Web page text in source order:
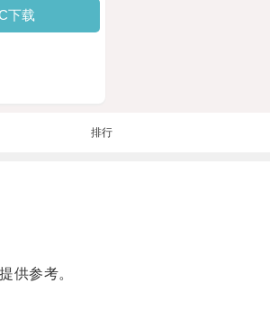
下载
排行
供参考。